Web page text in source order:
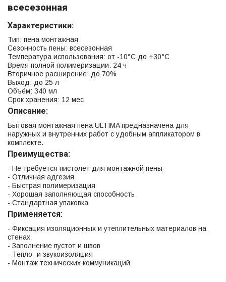
всесезонная
Характеристики:
Тип: пена монтажная
Сезонность пены: всесезонная
Температура использования: от -10°C до +30°C
Время полной полимеризации: 24 ч
Вторичное расширение: до 70%
Выход: до 25 л
Объём: 340 мл
Срок хранения: 12 мес
Описание:
Бытовая монтажная пена ULTIMA предназначена для
наружных и внутренних работ с удобным аппликатором в
комплекте.
Преимущества:
- Не требуется пистолет для монтажной пены
- Отличная адгезия
- Быстрая полимеризация
- Хорошая заполняющая способность
- Стандартная упаковка
Применяется:
- Фиксация изоляционных и утеплительных материалов на
стенах
- Заполнение пустот и швов
- Тепло- и звукоизоляция
- Монтаж технических коммуникаций